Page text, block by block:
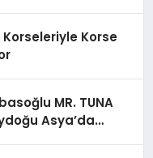
Korseleriyle Korse
MR. TUNA
Asya’da